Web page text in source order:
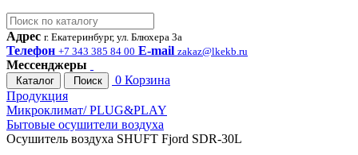
Адрес г. Екатеринбург, ул. Блюхера 3а
Телефон +7 343 385 84 00 E-mail zakaz@lkekb.ru
Мессенджеры
Каталог Поиск 0 Корзина
Продукция
Микроклимат/ PLUG&PLAY
Бытовые осушители воздуха
Осушитель воздуха SHUFT Fjord SDR-30L